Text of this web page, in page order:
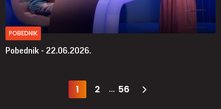
POBEDNIK
Pobednik - 22.06.2026.
1 2 ... 56